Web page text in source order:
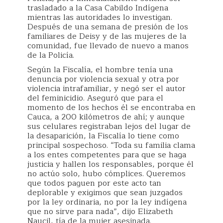
trasladado a la Casa Cabildo Indígena
mientras las autoridades lo investigan.
Después de una semana de presión de los
familiares de Deisy y de las mujeres de la
comunidad, fue llevado de nuevo a manos
de la Policía.
Según la Fiscalía, el hombre tenía una
denuncia por violencia sexual y otra por
violencia intrafamiliar, y negó ser el autor
del feminicidio. Aseguró que para el
momento de los hechos él se encontraba en
Cauca, a 200 kilómetros de ahí; y aunque
sus celulares registraban lejos del lugar de
la desaparición, la Fiscalía lo tiene como
principal sospechoso. “Toda su familia clama
a los entes competentes para que se haga
justicia y hallen los responsables, porque él
no actúo solo, hubo cómplices. Queremos
que todos paguen por este acto tan
deplorable y exigimos que sean juzgados
por la ley ordinaria, no por la ley indígena
que no sirve para nada”, dijo Elizabeth